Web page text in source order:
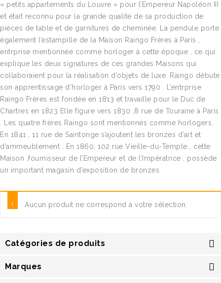
« petits appartements du Louvre » pour l’Empereur Napoléon III
et était reconnu pour la grande qualité de sa production de
pièces de table et de garnitures de cheminée. La pendule porte
également l’estampille de la Maison Raingo Frères à Paris ,
entrprise mentionnée comme horloger à cette époque , ce qui
explique les deux signatures de ces grandes Maisons qui
collaboraient pour la réalisation d’objets de luxe. Raingo débute
son apprentissage d’horloger à Paris vers 1790 . L’entrprise
Raingo Frères est fondée en 1813 et travaille pour le Duc de
Chartres en 1823 Elle figure vers 1830 ,8 rue de Touraine à Paris
. Les quatre frères Raingo sont mentionnés comme horlogers.
En 1841 , 11 rue de Saintonge s’ajoutent les bronzes d’art et
d’ammeublement . En 1860, 102 rue Vieille-du-Temple , cette
Maison ,fournisseur de l’Empereur et de l’Impératrice , possède
un important magasin d’exposition de bronzes.
Aucun produit ne correspond à votre sélection.
Catégories de produits
Marques